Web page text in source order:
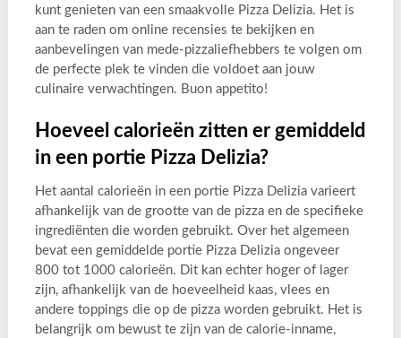
kunt genieten van een smaakvolle Pizza Delizia. Het is
aan te raden om online recensies te bekijken en
aanbevelingen van mede-pizzaliefhebbers te volgen om
de perfecte plek te vinden die voldoet aan jouw
culinaire verwachtingen. Buon appetito!
Hoeveel calorieën zitten er gemiddeld
in een portie Pizza Delizia?
Het aantal calorieën in een portie Pizza Delizia varieert
afhankelijk van de grootte van de pizza en de specifieke
ingrediënten die worden gebruikt. Over het algemeen
bevat een gemiddelde portie Pizza Delizia ongeveer
800 tot 1000 calorieën. Dit kan echter hoger of lager
zijn, afhankelijk van de hoeveelheid kaas, vlees en
andere toppings die op de pizza worden gebruikt. Het is
belangrijk om bewust te zijn van de calorie-inname,